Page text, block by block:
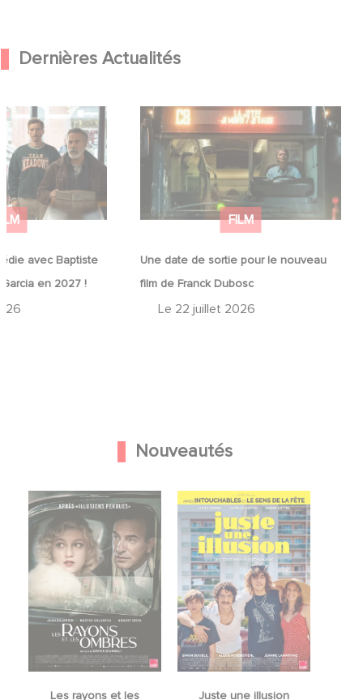
Dernières Actualités
avec Baptiste
en 2027 !
avec
et José Garcia
FILM
Une date de sortie pour le nouveau
film de Franck Dubosc
Le 22 juillet 2026
Une date de sortie pour le nouveau
film de Franck Dubosc
Nouveautés
Les rayons et les Juste une illusion